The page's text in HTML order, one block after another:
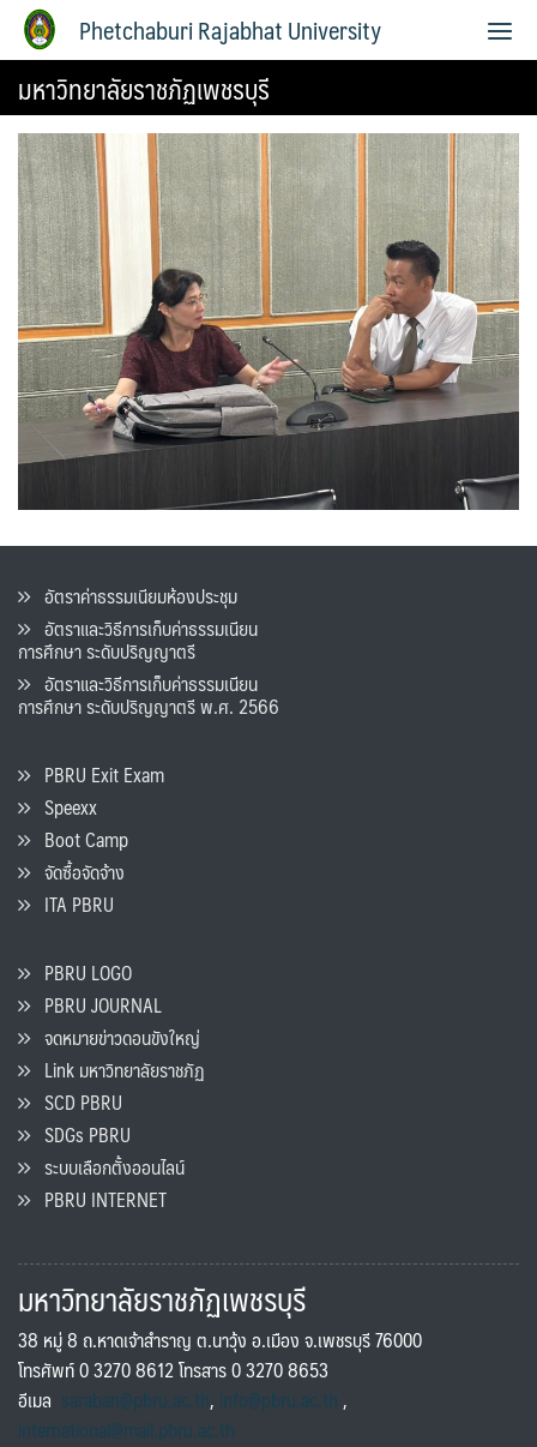
Phetchaburi Rajabhat University
มหาวิทยาลัยราชภัฏเพชรบุรี
อัตราค่าธรรมเนียมห้องประชุม
อัตราและวิธีการเก็บค่าธรรมเนียน
การศึกษา ระดับปริญญาตรี
อัตราและวิธีการเก็บค่าธรรมเนียน
การศึกษา ระดับปริญญาตรี พ.ศ. 2566
PBRU Exit Exam
Speexx
Boot Camp
จัดซื้อจัดจ้าง
ITA PBRU
PBRU LOGO
PBRU JOURNAL
จดหมายข่าวดอนขังใหญ่
Link มหาวิทยาลัยราชภัฏ
SCD PBRU
SDGs PBRU
ระบบเลือกตั้งออนไลน์
PBRU INTERNET
มหาวิทยาลัยราชภัฏเพชรบุรี
38 หมู่ 8 ถ.หาดเจ้าสำราญ ต.นาวุ้ง อ.เมือง จ.เพชรบุรี 76000
โทรศัพท์ 0 3270 8612 โทรสาร 0 3270 8653
อีเมล saraban@pbru.ac.th, info@pbru.ac.th,
international@mail.pbru.ac.th